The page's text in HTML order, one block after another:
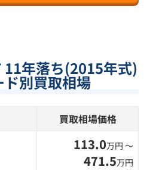
11年落ち(2015年式)
ド別買取相場
買取相場価格
113.0万円 〜
471.5万円